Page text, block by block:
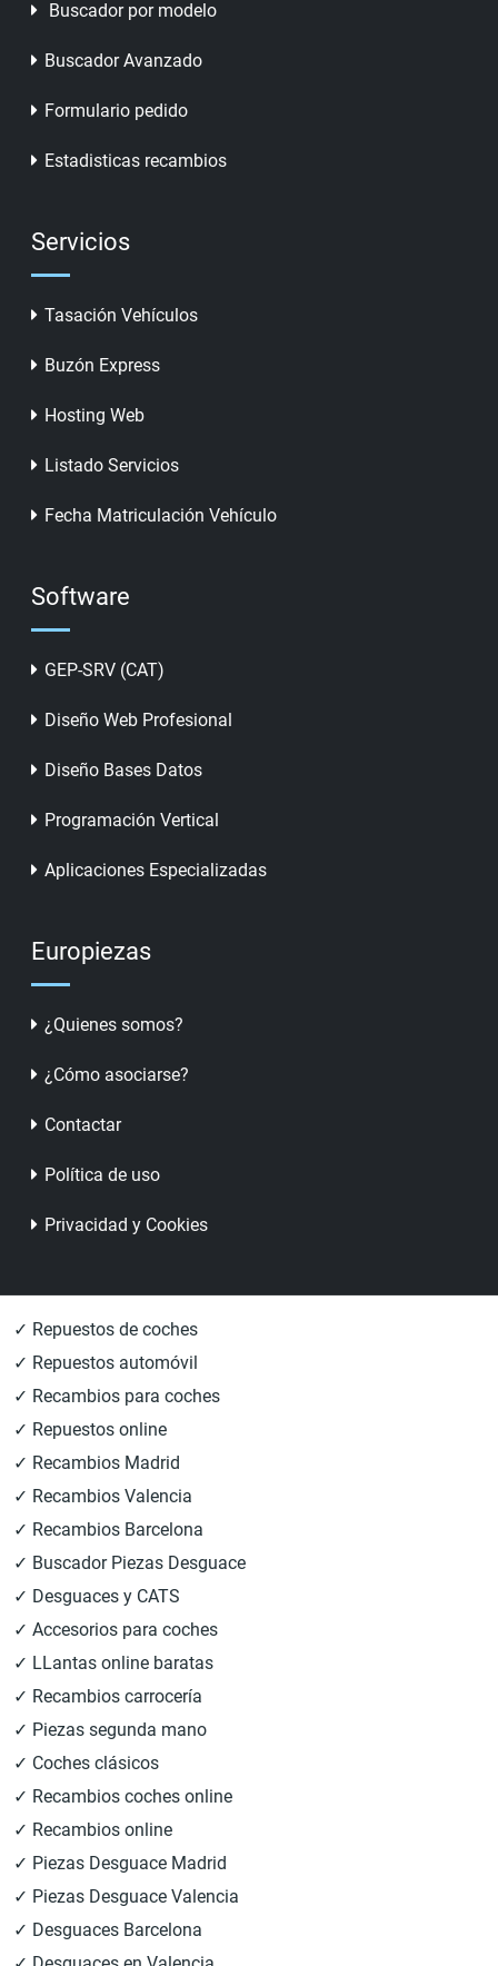
Buscador por modelo
Buscador Avanzado
Formulario pedido
Estadisticas recambios
Servicios
Tasación Vehículos
Buzón Express
Hosting Web
Listado Servicios
Fecha Matriculación Vehículo
Software
GEP-SRV (CAT)
Diseño Web Profesional
Diseño Bases Datos
Programación Vertical
Aplicaciones Especializadas
Europiezas
¿Quienes somos?
¿Cómo asociarse?
Contactar
Política de uso
Privacidad y Cookies
✓ Repuestos de coches
✓ Repuestos automóvil
✓ Recambios para coches
✓ Repuestos online
✓ Recambios Madrid
✓ Recambios Valencia
✓ Recambios Barcelona
✓ Buscador Piezas Desguace
✓ Desguaces y CATS
✓ Accesorios para coches
✓ LLantas online baratas
✓ Recambios carrocería
✓ Piezas segunda mano
✓ Coches clásicos
✓ Recambios coches online
✓ Recambios online
✓ Piezas Desguace Madrid
✓ Piezas Desguace Valencia
✓ Desguaces Barcelona